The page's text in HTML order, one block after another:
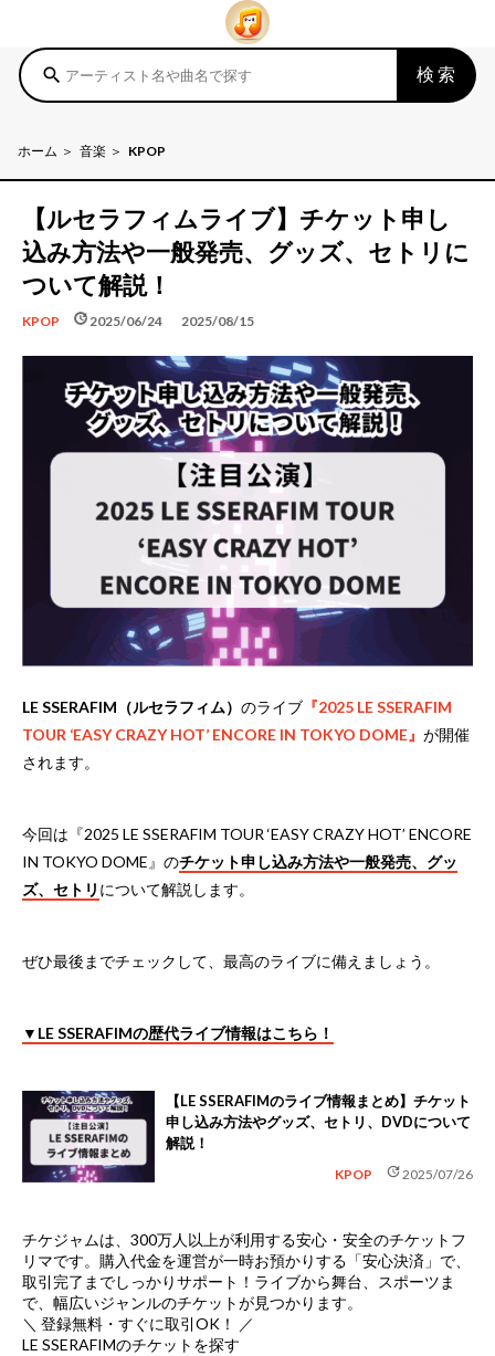
search 検索
ホーム 音楽 KPOP
【ルセラフィムライブ】チケット申し
込み方法や一般発売、グッズ、セトリに
ついて解説！
KPOP schedule 2025/06/24
update 2025/08/15
LE SSERAFIM（ルセラフィム） のライブ 『2025 LE SSERAFIM
TOUR ‘EASY CRAZY HOT’ ENCORE IN TOKYO DOME』 が開催
されます。
今回は『2025 LE SSERAFIM TOUR ‘EASY CRAZY HOT’ ENCORE
IN TOKYO DOME』のチケット申し込み方法や一般発売、グッ
ズ、セトリ について解説します。
ぜひ最後までチェックして、最高のライブに備えましょう。
▼LE SSERAFIMの歴代ライブ情報はこちら！
【LE SSERAFIMのライブ情報まとめ】チケット
申し込み方法やグッズ、セトリ、DVDについて
解説！
KPOP update2025/07/26
チケジャムは、 300万人以上が利用する安心・安全のチケットフ
リマです。購入代金を運営が一時お預かりする「安心決済」で、
取引完了までしっかりサポート！ライブから舞台、スポーツま
で、幅広いジャンルのチケットが見つかります。
＼ 登録無料・すぐに取引OK！ ／
LE SSERAFIMのチケットを探す